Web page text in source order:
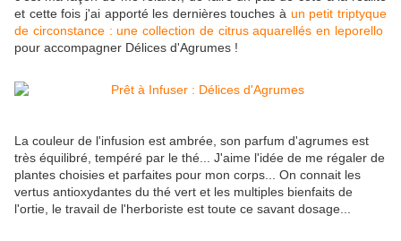
et cette fois j'ai apporté les dernières touches à un petit triptyque
de circonstance : une collection de citrus aquarellés en leporello
pour accompagner Délices d'Agrumes !
La couleur de l'infusion est ambrée, son parfum d'agrumes est
très équilibré, tempéré par le thé... J'aime l'idée de me régaler de
plantes choisies et parfaites pour mon corps... On connait les
vertus antioxydantes du thé vert et les multiples bienfaits de
l'ortie, le travail de l'herboriste est toute ce savant dosage...